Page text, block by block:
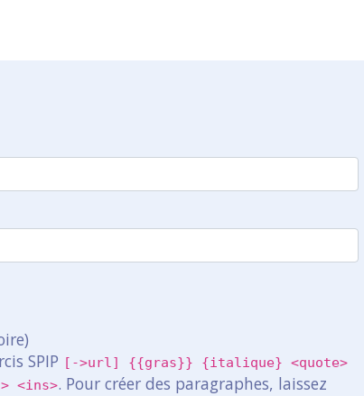
SPIP [->url] {{gras}} {italique} <quote>
<ins>. Pour créer des paragraphes, laissez